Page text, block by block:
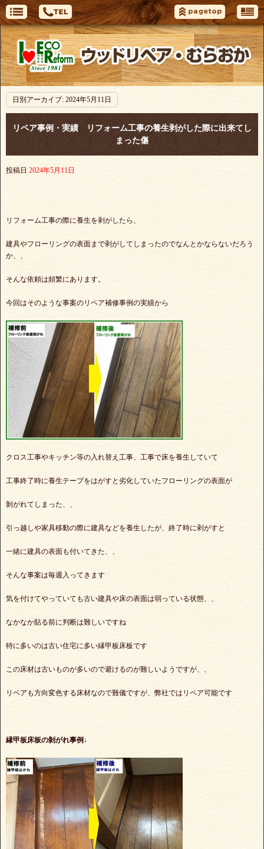
日別アーカイブ: 2024年5月11日
リペア事例・実績 リフォーム工事の養生剥がした際に出来てし
まった傷
投稿日 2024年5月11日
リフォーム工事の際に養生を剥がしたら、
建具やフローリングの表面まで剥がしてしまったのでなんとかならないだろう
か、、
そんな依頼は頻繁にあります。
今回はそのような事案のリペア補修事例の実績から
クロス工事やキッチン等の入れ替え工事、工事で床を養生していて
工事終了時に養生テープをはがすと劣化していたフローリングの表面が
剝がれてしまった、、
引っ越しや家具移動の際に建具などを養生したが、終了時に剥がすと
一緒に建具の表面も付いてきた、、
そんな事案は毎週入ってきます
気を付けてやっていても古い建具や床の表面は弱っている状態、、
なかなか貼る前に判断は難しいですね
特に多いのは古い住宅に多い縁甲板床板です
この床材は古いものが多いので避けるのが難しいようですが、、
リペアも方向変色する床材なので難儀ですが、弊社ではリペア可能です
縁甲板床板の剝がれ事例↓